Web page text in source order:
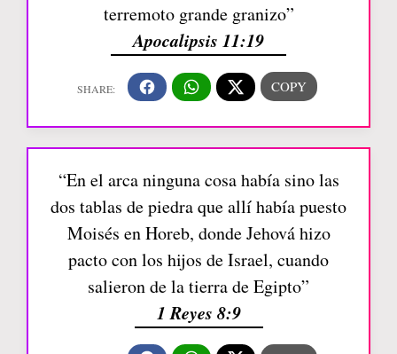
terremoto grande granizo”
Apocalipsis 11:19
“En el arca ninguna cosa había sino las
dos tablas de piedra que allí había puesto
Moisés en Horeb, donde Jehová hizo
pacto con los hijos de Israel, cuando
salieron de la tierra de Egipto”
1 Reyes 8:9